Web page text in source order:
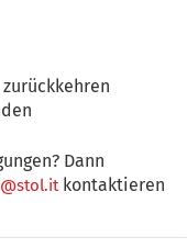
zurückkehren
Dann
kontaktieren